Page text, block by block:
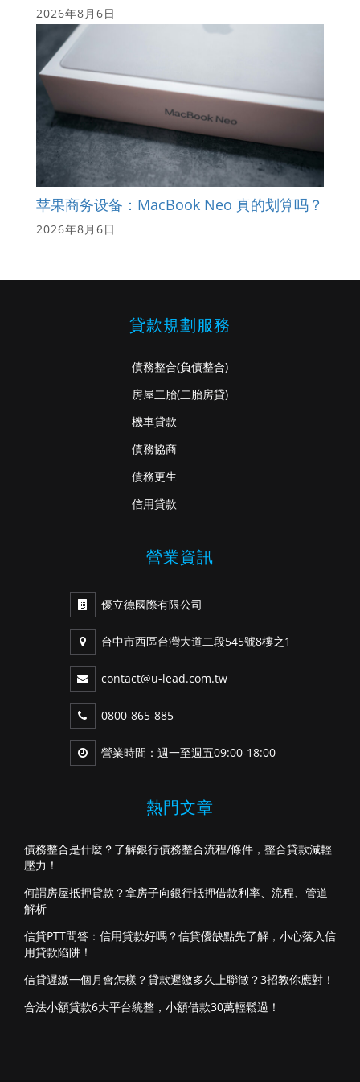
2026年8月6日
苹果商务设备：MacBook Neo 真的划算吗？
2026年8月6日
貸款規劃服務
債務整合(負債整合)
房屋二胎(二胎房貸)
機車貸款
債務協商
債務更生
信用貸款
營業資訊
優立德國際有限公司
台中市西區台灣大道二段545號8樓之1
contact@u-lead.com.tw
0800-865-885
營業時間：週一至週五09:00-18:00
熱門文章
債務整合是什麼？了解銀行債務整合流程/條件，整合貸款減輕
壓力！
何謂房屋抵押貸款？拿房子向銀行抵押借款利率、流程、管道
解析
信貸PTT問答：信用貸款好嗎？信貸優缺點先了解，小心落入信
用貸款陷阱！
信貸遲繳一個月會怎樣？貸款遲繳多久上聯徵？3招教你應對！
合法小額貸款6大平台統整，小額借款30萬輕鬆過！